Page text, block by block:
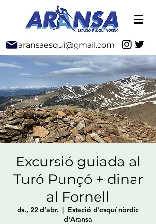
aransaesqui@gmail.com
Excursió guiada al
Turó Punçó + dinar
al Fornell
ds., 22 d’abr.
  |
Estació d'esquí nòrdic
d'Aransa